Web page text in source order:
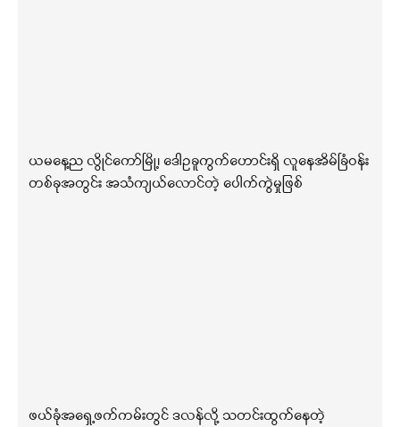
ယမနေ့ည လွိုင်ကော်မြို့၊ ဒေါဥခူကွက်ဟောင်းရှိ လူနေအိမ်ခြံဝန်း
တစ်ခုအတွင်း အသံကျယ်လောင်တဲ့ ပေါက်ကွဲမှုဖြစ်
ဖယ်ခုံအရှေ့ဖက်ကမ်းတွင် ဒလန်လို့ သတင်းထွက်နေတဲ့